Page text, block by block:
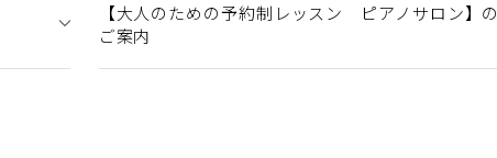
【大人のための予約制レッスン ピアノサロン】の
ご案内